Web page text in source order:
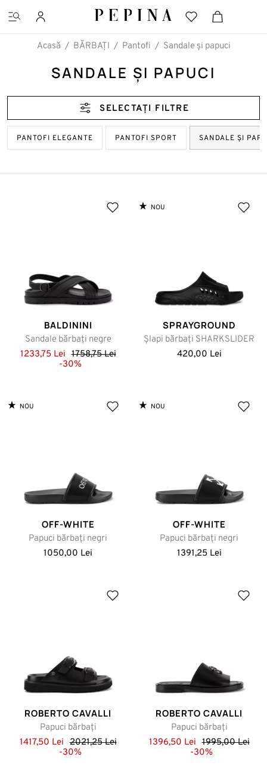
CĂUTĂRI FAVORITE
Pantofi cu platformă
Ghete
Acasă BĂRBAȚI Pantofi Sandale și papuci
SANDALE ȘI PAPUCI
SELECTAȚI FILTRE
PANTOFI ELEGANTE PANTOFI SPORT SANDALE ȘI
BALDININI
Sandale bărbați negre
1233,75 Lei 1758,75 Lei
-30%
NOU
SPRAYGROUND
Șlapi bărbați SHARKSLIDER
420,00 Lei
NOU
OFF-WHITE
Papuci bărbați negri
1050,00 Lei
NOU
OFF-WHITE
Papuci bărbați negri
1391,25 Lei
ROBERTO CAVALLI
Papuci bărbați
1417,50 Lei 2021,25 Lei
-30%
ROBERTO CAVALLI
Papuci bărbați
1396,50 Lei 1995,00 Lei
-30%